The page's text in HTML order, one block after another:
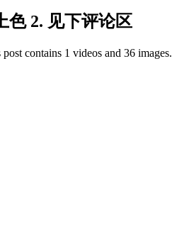
色 2. 见下评论区
contains 1 videos and 36 images.